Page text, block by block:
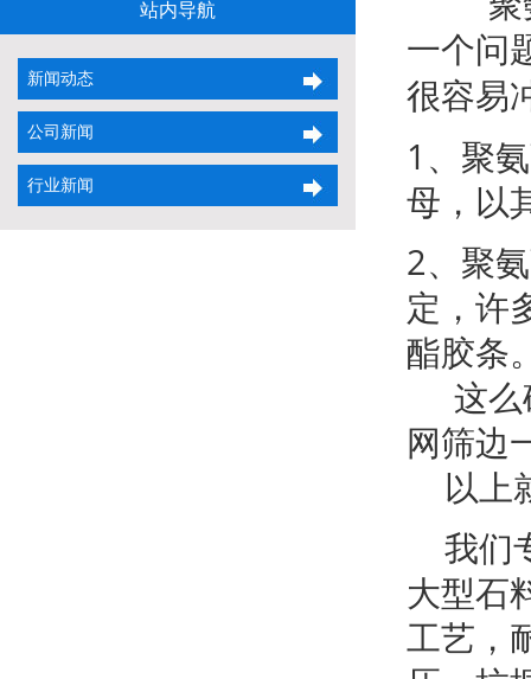
站内导航
新闻动态
公司新闻
行业新闻
一个问
很容易
1、聚
母，以
2、聚
定，许
酯胶条
这么
网筛边
以上
我们
大型石
工艺，